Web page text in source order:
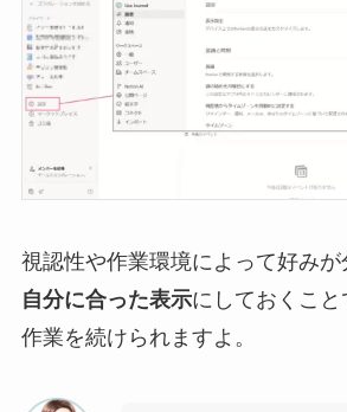
視認性や作業環境によって好みが
自分に合った表示にしておくこと
作業を続けられますよ。